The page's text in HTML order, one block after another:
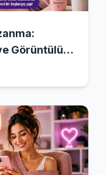
Görüntülü